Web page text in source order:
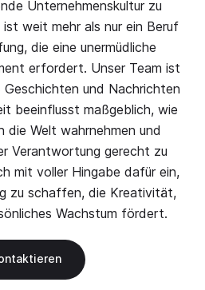
Unternehmenskultur zu
weit mehr als nur ein Beruf
die eine unermüdliche
erfordert. Unser Team ist
und Nachrichten
beeinflusst maßgeblich, wie
die Welt wahrnehmen und
Verantwortung gerecht zu
mit voller Hingabe dafür ein,
zu schaffen, die Kreativität,
Wachstum fördert.